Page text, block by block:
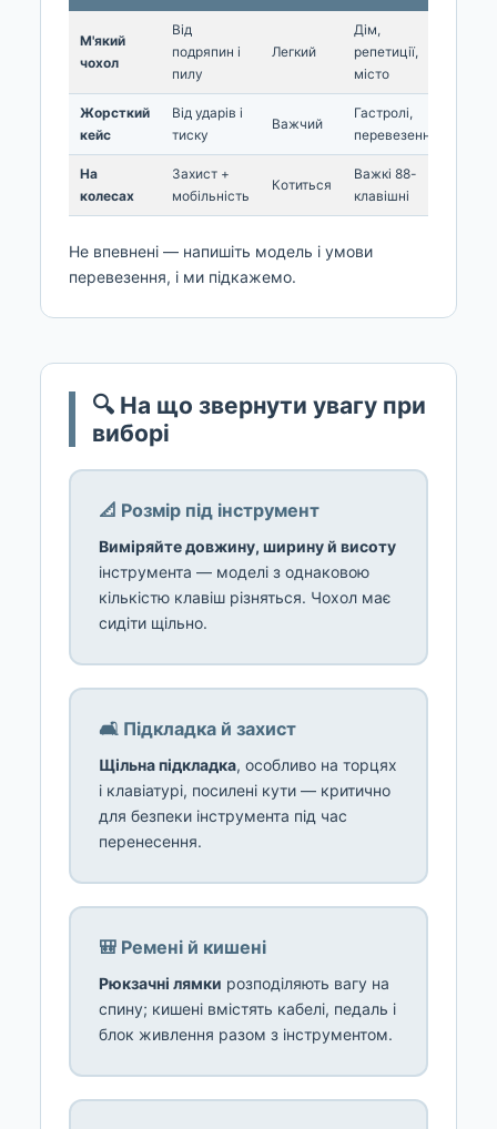
М'який
чохол
Від
подряпин і
пилу
Легкий
Дім,
репетиції,
місто
Жорсткий
кейс
Від ударів і
тиску
Важчий
Гастролі,
перевезення
На
колесах
Захист +
мобільність
Котиться
Важкі 88-
клавішні
Не впевнені — напишіть модель і умови
перевезення, і ми підкажемо.
🔍 На що звернути увагу при
виборі
📐 Розмір під інструмент
Виміряйте довжину, ширину й висоту
інструмента — моделі з однаковою
кількістю клавіш різняться. Чохол має
сидіти щільно.
🛋️ Підкладка й захист
Щільна підкладка, особливо на торцях
і клавіатурі, посилені кути — критично
для безпеки інструмента під час
перенесення.
🎒 Ремені й кишені
Рюкзачні лямки розподіляють вагу на
спину; кишені вмістять кабелі, педаль і
блок живлення разом з інструментом.